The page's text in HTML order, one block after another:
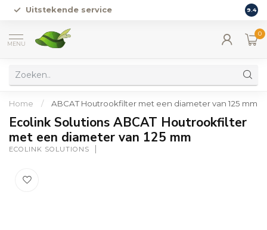
Uitstekende service 9.4
MENU
0
Home / ABCAT Houtrookfilter met een diameter van 125 mm
Ecolink Solutions ABCAT Houtrookfilter
met een diameter van 125 mm
ECOLINK SOLUTIONS